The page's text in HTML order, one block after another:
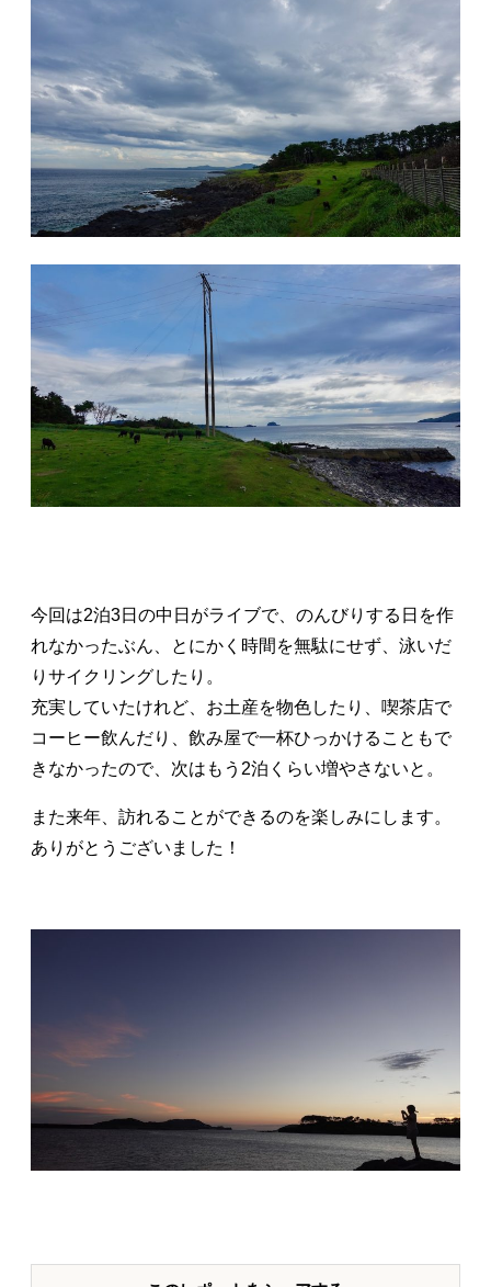
今回は2泊3日の中日がライブで、のんびりする日を作
れなかったぶん、とにかく時間を無駄にせず、泳いだ
りサイクリングしたり。
充実していたけれど、お土産を物色したり、喫茶店で
コーヒー飲んだり、飲み屋で一杯ひっかけることもで
きなかったので、次はもう2泊くらい増やさないと。
また来年、訪れることができるのを楽しみにします。
ありがとうございました！